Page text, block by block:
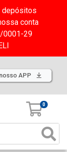
depósitos
conta
0001-29
APP
0